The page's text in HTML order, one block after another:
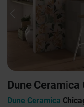
Previous
Dune Ceramica
Dune Ceramica